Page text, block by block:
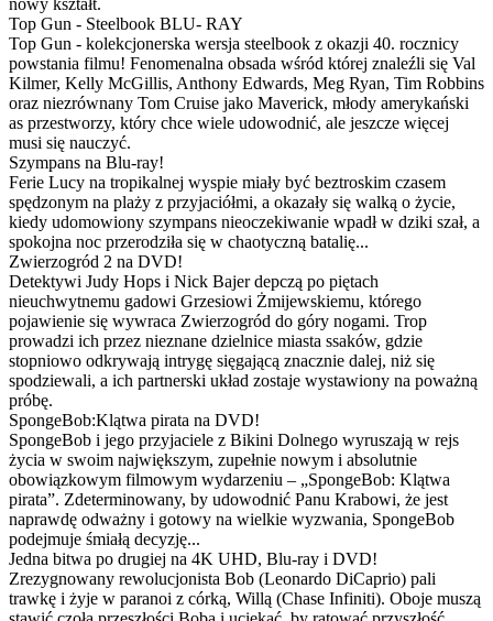
nowy kształt.
Top Gun - Steelbook BLU- RAY
Top Gun - kolekcjonerska wersja steelbook z okazji 40. rocznicy
powstania filmu! Fenomenalna obsada wśród której znaleźli się Val
Kilmer, Kelly McGillis, Anthony Edwards, Meg Ryan, Tim Robbins
oraz niezrównany Tom Cruise jako Maverick, młody amerykański
as przestworzy, który chce wiele udowodnić, ale jeszcze więcej
musi się nauczyć.
Szympans na Blu-ray!
Ferie Lucy na tropikalnej wyspie miały być beztroskim czasem
spędzonym na plaży z przyjaciółmi, a okazały się walką o życie,
kiedy udomowiony szympans nieoczekiwanie wpadł w dziki szał, a
spokojna noc przerodziła się w chaotyczną batalię...
Zwierzogród 2 na DVD!
Detektywi Judy Hops i Nick Bajer depczą po piętach
nieuchwytnemu gadowi Grzesiowi Żmijewskiemu, którego
pojawienie się wywraca Zwierzogród do góry nogami. Trop
prowadzi ich przez nieznane dzielnice miasta ssaków, gdzie
stopniowo odkrywają intrygę sięgającą znacznie dalej, niż się
spodziewali, a ich partnerski układ zostaje wystawiony na poważną
próbę.
SpongeBob:Klątwa pirata na DVD!
SpongeBob i jego przyjaciele z Bikini Dolnego wyruszają w rejs
życia w swoim największym, zupełnie nowym i absolutnie
obowiązkowym filmowym wydarzeniu – „SpongeBob: Klątwa
pirata”. Zdeterminowany, by udowodnić Panu Krabowi, że jest
naprawdę odważny i gotowy na wielkie wyzwania, SpongeBob
podejmuje śmiałą decyzję...
Jedna bitwa po drugiej na 4K UHD, Blu-ray i DVD!
Zrezygnowany rewolucjonista Bob (Leonardo DiCaprio) pali
trawkę i żyje w paranoi z córką, Willą (Chase Infiniti). Oboje muszą